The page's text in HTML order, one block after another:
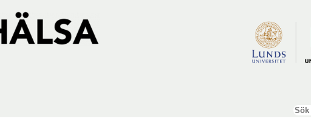
Sök